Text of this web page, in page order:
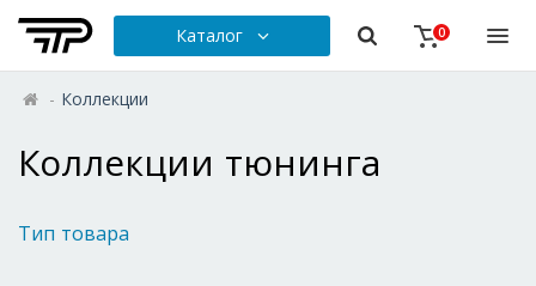
Каталог 0
- Коллекции
Коллекции тюнинга
Тип товара